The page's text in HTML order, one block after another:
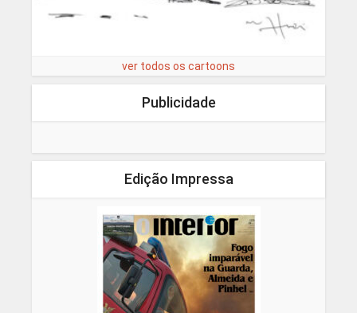
ver todos os cartoons
Publicidade
Edição Impressa